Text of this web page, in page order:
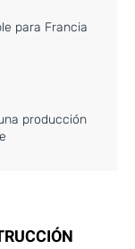
para Francia
producción